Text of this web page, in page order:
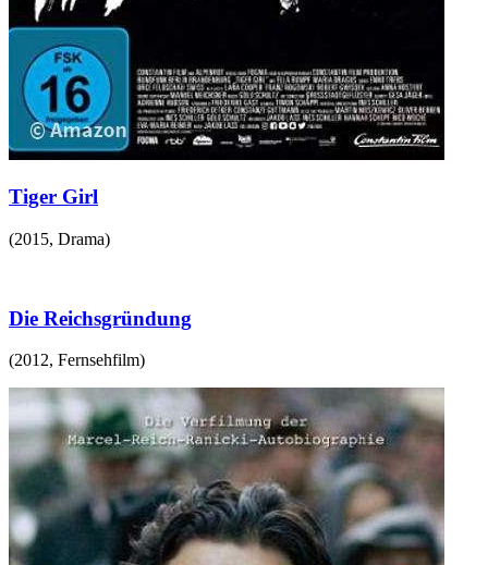
Tiger Girl
(2015, Drama)
Die Reichsgründung
(2012, Fernsehfilm)